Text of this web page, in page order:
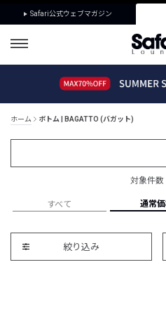
Safari公式ウェブマガジン
ホーム ボトム | BAGATTO (バガット)
対象件数
すべて 通常
絞り込み